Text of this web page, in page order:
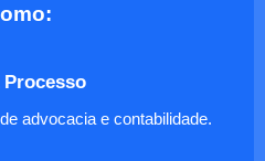
Processo
advocacia e contabilidade.